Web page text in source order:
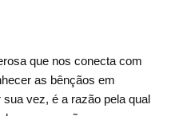
que nos conecta com
as bênçãos em
vez, é a razão pela qual